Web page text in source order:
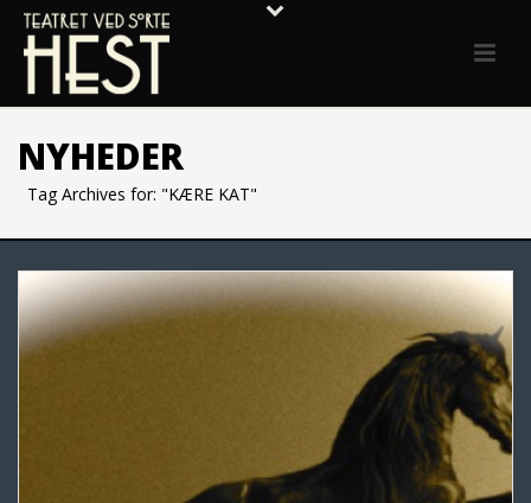
NYHEDER
Tag Archives for: "KÆRE KAT"